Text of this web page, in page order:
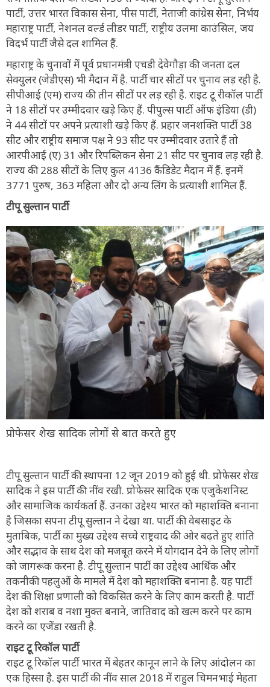
पार्टी, उत्तर भारत विकास सेना, पीस पार्टी, नेताजी कांग्रेस सेना, निर्भय
महाराष्ट्र पार्टी, नेशनल वर्ल्ड लीडर पार्टी, राष्ट्रीय उलमा काउंसिल, जय
विदर्भ पार्टी जैसे दल शामिल हैं.
महाराष्ट्र के चुनावों में पूर्व प्रधानमंत्री एचडी देवेगौड़ा की जनता दल
सेक्युलर (जेडीएस) भी मैदान में है. पार्टी चार सीटों पर चुनाव लड़ रही है.
सीपीआई (एम) राज्य की तीन सीटों पर लड़ रही है. राइट टू रीकॉल पार्टी
ने 18 सीटों पर उम्मीदवार खड़े किए हैं. पीपुल्स पार्टी ऑफ इंडिया (डी)
ने 44 सीटों पर अपने प्रत्याशी खड़े किए हैं. प्रहार जनशक्ति पार्टी 38
सीट और राष्ट्रीय समाज पक्ष ने 93 सीट पर उम्मीदवार उतारे हैं तो
आरपीआई (ए) 31 और रिपब्लिकन सेना 21 सीट पर चुनाव लड़ रही है.
राज्य की 288 सीटों के लिए कुल 4136 कैंडिडेट मैदान में हैं. इनमें
3771 पुरुष, 363 महिला और दो अन्य लिंग के प्रत्याशी शामिल हैं.
टीपू सुल्तान पार्टी
प्रोफेसर शेख सादिक लोगों से बात करते हुए
टीपू सुल्तान पार्टी की स्थापना 12 जून 2019 को हुई थी. प्रोफेसर शेख
सादिक ने इस पार्टी की नींव रखी. प्रोफेसर सादिक एक एजुकेशनिस्ट
और सामाजिक कार्यकर्ता हैं. उनका उद्देश्य भारत को महाशक्ति बनाना
है जिसका सपना टीपू सुल्तान ने देखा था. पार्टी की वेबसाइट के
मुताबिक, पार्टी का मुख्य उद्देश्य सच्चे राष्ट्रवाद की ओर बढ़ते हुए शांति
और सद्भाव के साथ देश को मजबूत करने में योगदान देने के लिए लोगों
को जागरूक करना है. टीपू सुल्तान पार्टी का उद्देश्य आर्थिक और
तकनीकी पहलुओं के मामले में देश को महाशक्ति बनाना है. यह पार्टी
देश की शिक्षा प्रणाली को विकसित करने के लिए काम करती है. पार्टी
देश को शराब व नशा मुक्त बनाने, जातिवाद को खत्म करने पर काम
करने का एजेंडा रखती है.
राइट टू रिकॉल पार्टी
राइट टू रिकॉल पार्टी भारत में बेहतर कानून लाने के लिए आंदोलन का
एक हिस्सा है. इस पार्टी की नींव साल 2018 में राहुल चिमनभाई मेहता